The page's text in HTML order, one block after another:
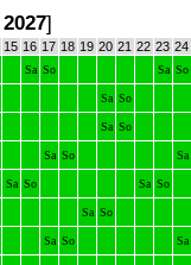
2027]
15 16 17 18 19 20 21 22 23 24
Sa So Sa So
Sa So
Sa So
Sa So Sa
Sa So Sa So
Sa So
Sa So Sa